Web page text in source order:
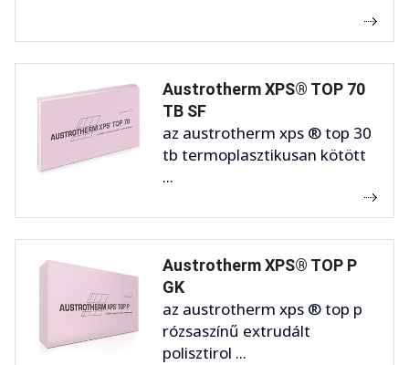
Austrotherm XPS® TOP 70
TB SF
az austrotherm xps ® top 30
tb termoplasztikusan kötött
...
Austrotherm XPS® TOP P
GK
az austrotherm xps ® top p
rózsaszínű extrudált
polisztirol ...